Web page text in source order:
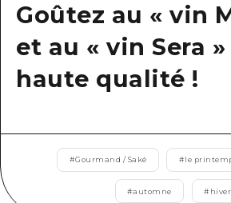
Fonction
Aperçu
Art
Événements/
Gourmand / Saké
Circuit Type
Guide official de
Hiroshima
Aperçu
Autour de la
Événement
Goûtez au « vin
et au « vin Sera
haute qualité !
#Gourmand / Saké #le
#automne # hiver